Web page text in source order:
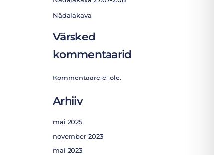
Nädalakava
Värsked
kommentaarid
Kommentaare ei ole.
Arhiiv
mai 2025
november 2023
mai 2023